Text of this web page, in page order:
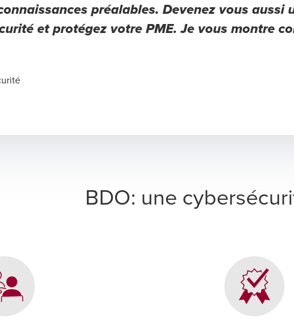
préalables. Devenez vous aussi
et protégez votre PME. Je vous montre
BDO: une